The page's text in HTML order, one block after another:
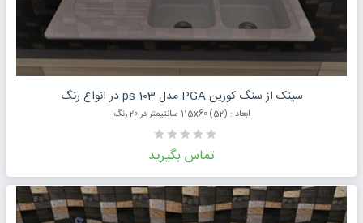
درخواست قیمت محصول سینک از سنگ کورین PGA مدل ps-103 در انواع رنگ
ابعاد : (52) 115x60 سانتیمتر در 20 رنگ
تماس بگیرید